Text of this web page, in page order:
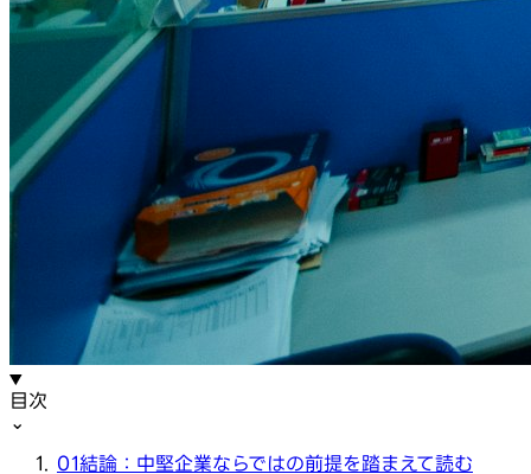
目次
⌄
01結論：中堅企業ならではの前提を踏まえて読む